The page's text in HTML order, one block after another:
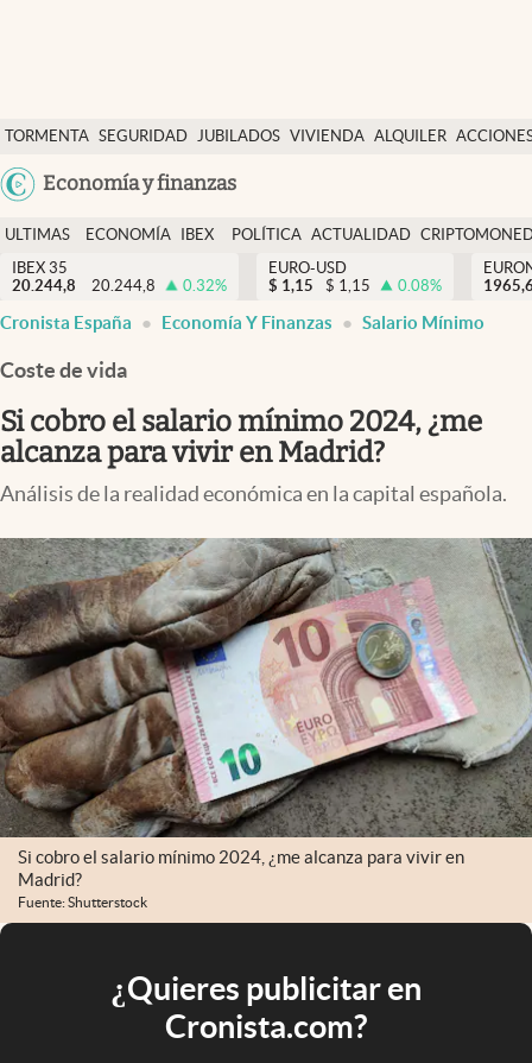
TORMENTA SEGURIDAD JUBILADOS VIVIENDA ALQUILER
USA
Colombia
Economía y finanzas
Economía y finanzas
Política
Actualidad
Criptomonedas
España
ULTIMAS
NOTICIAS
ECONOMÍA
FINANZAS
IBEX
EURO
POLÍTICA ACTUALIDAD
IBEX 35
20.244,8
20.244,8 0.32%
EURO-USD
$ 1,15 $ 1,15 0.08%
Cronista España Economía Y Finanzas Salario Mínimo
Coste de vida
Si cobro el salario mínimo 2024, ¿me
alcanza para vivir en Madrid?
Análisis de la realidad económica en la capital española.
Si cobro el salario mínimo 2024, ¿me alcanza para vivir en
Madrid?
Fuente: Shutterstock
¿Quieres publicitar en
Cronista.com?